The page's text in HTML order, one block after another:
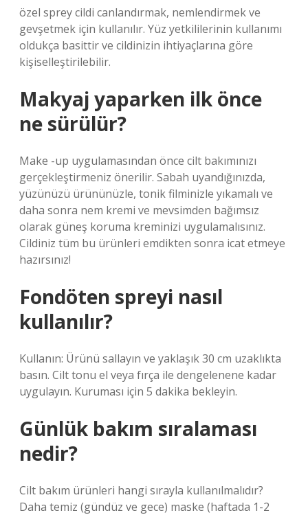
özel sprey cildi canlandırmak, nemlendirmek ve
gevşetmek için kullanılır. Yüz yetkililerinin kullanımı
oldukça basittir ve cildinizin ihtiyaçlarına göre
kişiselleştirilebilir.
Makyaj yaparken ilk önce
ne sürülür?
Make -up uygulamasından önce cilt bakımınızı
gerçekleştirmeniz önerilir. Sabah uyandığınızda,
yüzünüzü ürününüzle, tonik filminizle yıkamalı ve
daha sonra nem kremi ve mevsimden bağımsız
olarak güneş koruma kreminizi uygulamalısınız.
Cildiniz tüm bu ürünleri emdikten sonra icat etmeye
hazırsınız!
Fondöten spreyi nasıl
kullanılır?
Kullanın: Ürünü sallayın ve yaklaşık 30 cm uzaklıkta
basın. Cilt tonu el veya fırça ile dengelenene kadar
uygulayın. Kuruması için 5 dakika bekleyin.
Günlük bakım sıralaması
nedir?
Cilt bakım ürünleri hangi sırayla kullanılmalıdır?
Daha temiz (gündüz ve gece) maske (haftada 1-2